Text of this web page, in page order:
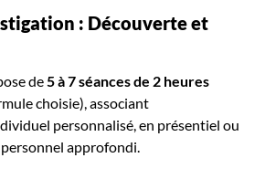
: Découverte et
de5 à 7 séances de 2 heures
choisie), associant
personnalisé, en présentiel ou
approfondi.